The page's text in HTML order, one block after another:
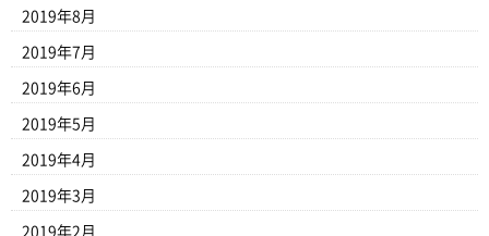
2019年8月
2019年7月
2019年6月
2019年5月
2019年4月
2019年3月
2019年2月